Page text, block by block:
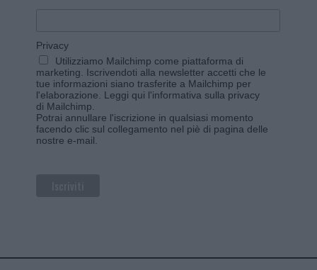
Privacy
Utilizziamo Mailchimp come piattaforma di
marketing. Iscrivendoti alla newsletter accetti che le
tue informazioni siano trasferite a Mailchimp per
l'elaborazione. Leggi qui l'informativa sulla privacy
di Mailchimp
Potrai annullare l'iscrizione in qualsiasi momento
facendo clic sul collegamento nel piè di pagina delle
nostre e-mail.